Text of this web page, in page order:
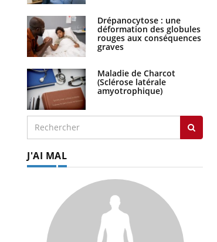
Drépanocytose : une
déformation des globules
rouges aux conséquences
graves
Maladie de Charcot
(Sclérose latérale
amyotrophique)
J'AI MAL